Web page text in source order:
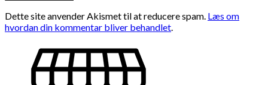
Dette site anvender Akismet til at reducere spam. Læs om
hvordan din kommentar bliver behandlet.